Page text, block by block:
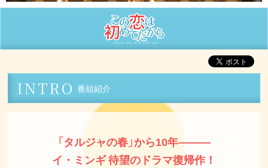
INTRO 番組紹介
「タルジャの春」から10年―――
イ・ミンギ 待望のドラマ復帰作！